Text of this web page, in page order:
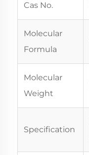
Cas No.
Molecular
Formula
Molecular
Weight
Specification